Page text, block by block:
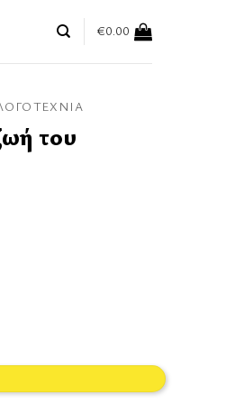
€0.00
του